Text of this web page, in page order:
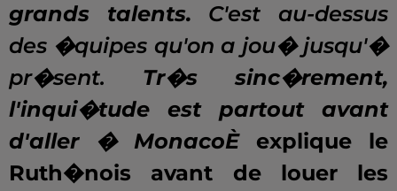
grands talents. C'est au-dessus
des �quipes qu'on a jou� jusqu'�
pr�sent. Tr�s sinc�rement,
l'inqui�tude est partout avant
d'aller � MonacoÈexplique le
Ruth�nois avant de louer les